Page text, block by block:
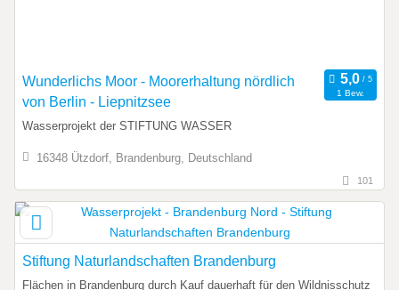
Wunderlichs Moor - Moorerhaltung nördlich
von Berlin - Liepnitzsee
1 Bew.
Wasserprojekt der STIFTUNG WASSER
16348 Ützdorf, Brandenburg, Deutschland
101
Stiftung Naturlandschaften Brandenburg
Flächen in Brandenburg durch Kauf dauerhaft für den Wildnisschutz